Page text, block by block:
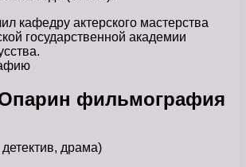
кафедру актерского мастерства
государственной академии
фильмография
драма)